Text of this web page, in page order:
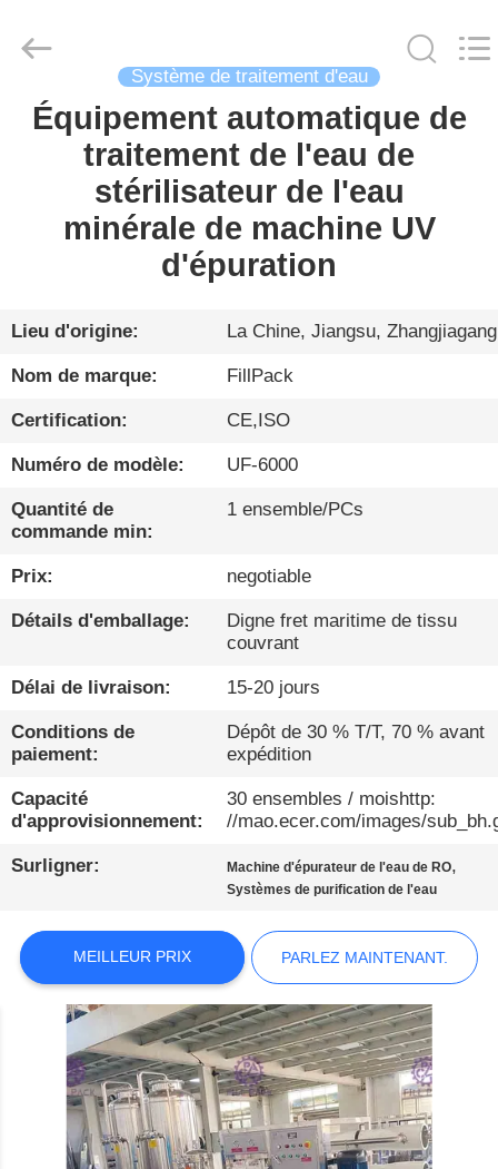
MAISON
PRODUITS
DE
NOUS
VISITE
D'USINE
CONTRÔLE
DE
QUALITÉ
CONTACTEZ-
NOUS
NOUVELLES
PARLEZ
PLAN
SITE
POLITIQUE
PACK
Machinery
Reserved.
Système de traitement d'eau
Équipement automatique de
traitement de l'eau de
stérilisateur de l'eau
minérale de machine UV
d'épuration
Lieu d'origine: La Chine, Jiangsu, Zhangjiagang
Nom de marque: FillPack
Certification: CE,ISO
Numéro de modèle: UF-6000
Quantité de
commande min:
1 ensemble/PCs
Prix: negotiable
Détails d'emballage:
Digne fret maritime de tissu
couvrant
Délai de livraison: 15-20 jours
Conditions de
paiement:
Dépôt de 30 % T/T, 70 % avant
expédition
Capacité
d'approvisionnement:
30 ensembles / moishttp:
//mao.ecer.com/images/
Surligner: Machine d'épurateur de l'eau de RO,
Systèmes de purification de l'eau
MEILLEUR PRIX PARLEZ MAINTENANT.